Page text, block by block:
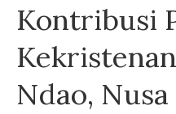
Kontribusi
Ndao,